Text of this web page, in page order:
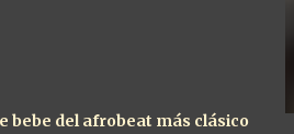
bebe del afrobeat más clásico